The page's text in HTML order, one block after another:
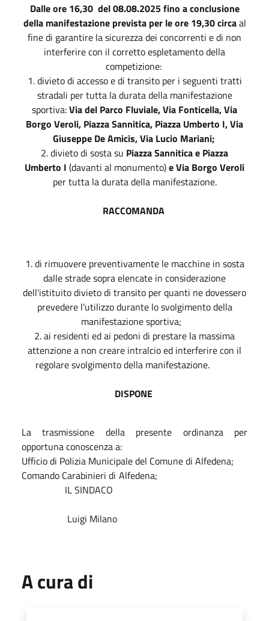
Dalle ore 16,30 del 08.08.2025 fino a conclusione
della manifestazione prevista per le ore 19,30 circaal
fine di garantire la sicurezza dei concorrenti e di non
interferire con il corretto espletamento della
competizione:
1. divieto di accesso e di transito per i seguenti tratti
stradali per tutta la durata della manifestazione
sportiva:Via del Parco Fluviale, Via Fonticella, Via
Borgo Veroli, Piazza Sannitica, Piazza Umberto I, Via
Giuseppe De Amicis, Via Lucio Mariani;
2. divieto di sosta su Piazza Sannitica e Piazza
Umberto I (davanti al monumento)e Via Borgo Veroli
per tutta la durata della manifestazione.
RACCOMANDA
1. di rimuovere preventivamente le macchine in sosta
dalle strade sopra elencate in considerazione
dell'istituito divieto di transito per quanti ne dovessero
prevedere l’utilizzo durante lo svolgimento della
manifestazione sportiva;
2. ai residenti ed ai pedoni di prestare la massima
attenzione a non creare intralcio ed interferire con il
regolare svolgimento della manifestazione.
DISPONE
La trasmissione della presente ordinanza per
opportuna conoscenza a:
Ufficio di Polizia Municipale del Comune di Alfedena;
Comando Carabinieri di Alfedena;
IL SINDACO
Luigi Milano
A cura di